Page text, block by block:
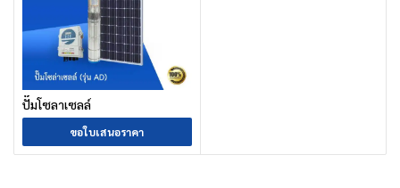
ปั๊มโซลาเซลล์
ขอใบเสนอราคา